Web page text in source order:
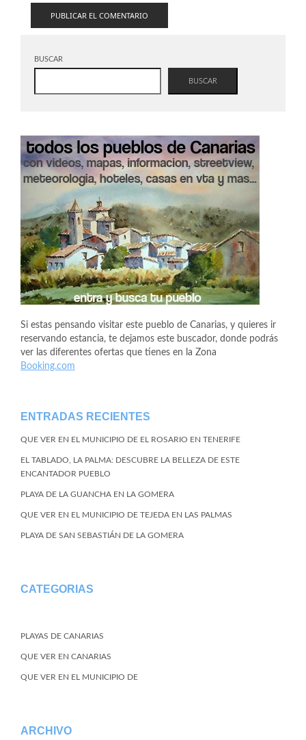
BUSCAR
BUSCAR
Si estas pensando visitar este pueblo de Canarias, y quieres ir
reservando estancia, te dejamos este buscador, donde podrás
ver las diferentes ofertas que tienes en la Zona
Booking.com
ENTRADAS RECIENTES
QUE VER EN EL MUNICIPIO DE EL ROSARIO EN TENERIFE
EL TABLADO, LA PALMA: DESCUBRE LA BELLEZA DE ESTE
ENCANTADOR PUEBLO
PLAYA DE LA GUANCHA EN LA GOMERA
QUE VER EN EL MUNICIPIO DE TEJEDA EN LAS PALMAS
PLAYA DE SAN SEBASTIÁN DE LA GOMERA
CATEGORIAS
PLAYAS DE CANARIAS
QUE VER EN CANARIAS
QUE VER EN EL MUNICIPIO DE
ARCHIVO